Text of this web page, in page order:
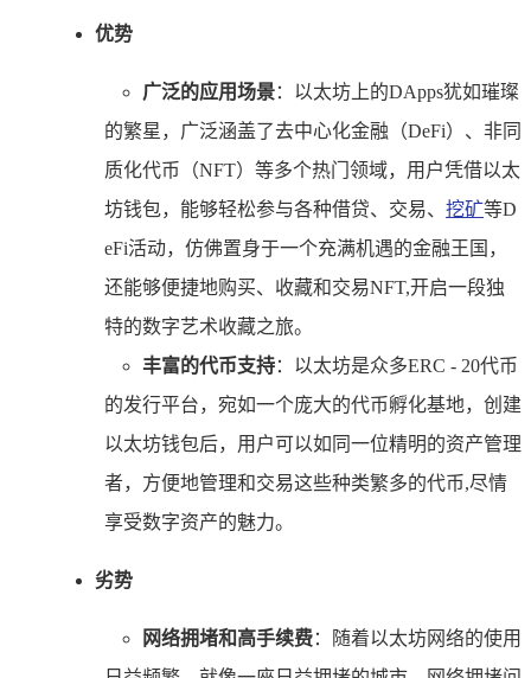
优势
广泛的应用场景：以太坊上的DApps犹如璀璨
的繁星，广泛涵盖了去中心化金融（DeFi）、非同
质化代币（NFT）等多个热门领域，用户凭借以太
坊钱包，能够轻松参与各种借贷、交易、 挖矿等D
eFi活动，仿佛置身于一个充满机遇的金融王国，
还能够便捷地购买、收藏和交易NFT,开启一段独
特的数字艺术收藏之旅。
丰富的代币支持：以太坊是众多ERC - 20代币
的发行平台，宛如一个庞大的代币孵化基地，创建
以太坊钱包后，用户可以如同一位精明的资产管理
者，方便地管理和交易这些种类繁多的代币,尽情
享受数字资产的魅力。
劣势
网络拥堵和高手续费：随着以太坊网络的使用